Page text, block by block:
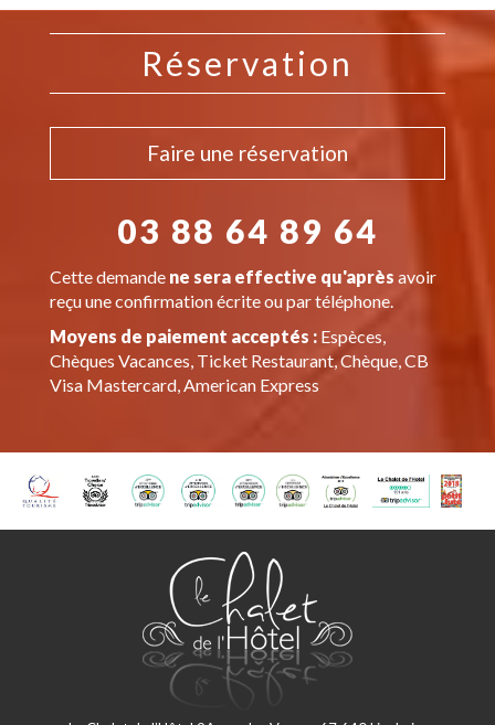
Réservation
Faire une réservation
03 88 64 89 64
Cette demande ne sera effective qu'après avoir
reçu une confirmation écrite ou par téléphone.
Moyens de paiement acceptés :Espèces,
Chèques Vacances, Ticket Restaurant, Chèque, CB
Visa Mastercard, American Express